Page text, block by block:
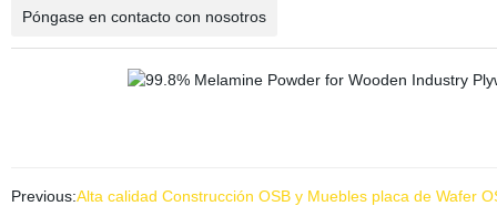
Póngase en contacto con nosotros
Previous:Alta calidad Construcción OSB y Muebles placa de Wafer